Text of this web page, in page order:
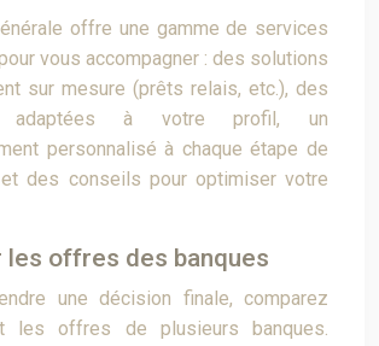
offre une gamme de services
vous accompagner : des solutions
sur mesure (prêts relais, etc.), des
adaptées à votre profil, un
personnalisé à chaque étape de
des conseils pour optimiser votre
les offres des banques
une décision finale, comparez
les offres de plusieurs banques.